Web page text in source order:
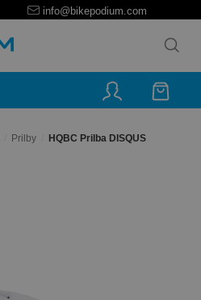
info@bikepodium.com
Prilby HQBC Prilba DISQUS